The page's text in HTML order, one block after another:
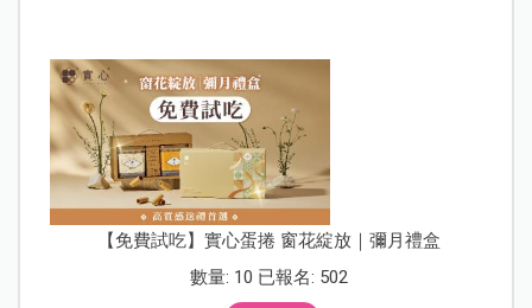
【免費試吃】實心蛋捲 窗花綻放｜彌月禮盒
數量: 10 已報名: 502